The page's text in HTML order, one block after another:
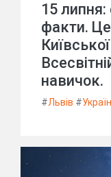
15 липня:
факти.
навичок.
#Львів #